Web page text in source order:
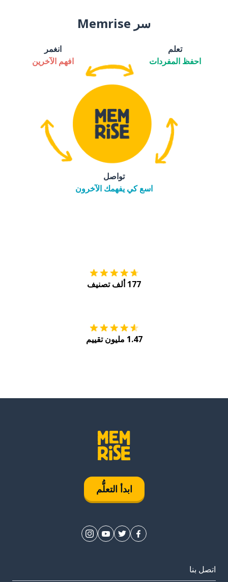
سر Memrise
تعلم
احفظ المفردات
انغمر
افهم الآخرين
تواصل
اسع كي يفهمك الآخرون
177 ألف تصنيف
1.47 مليون تقييم
ابدأ التعلُّم
اتصل بنا